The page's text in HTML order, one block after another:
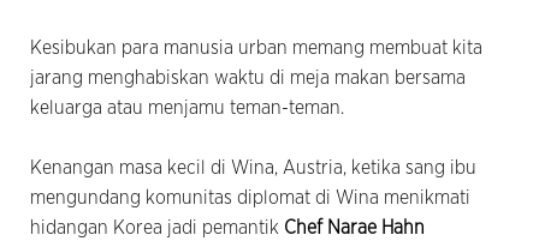
Kesibukan para manusia urban memang membuat kita
jarang menghabiskan waktu di meja makan bersama
keluarga atau menjamu teman-teman.
Kenangan masa kecil di Wina, Austria, ketika sang ibu
mengundang komunitas diplomat di Wina menikmati
hidangan Korea jadi pemantik Chef Narae Hahn